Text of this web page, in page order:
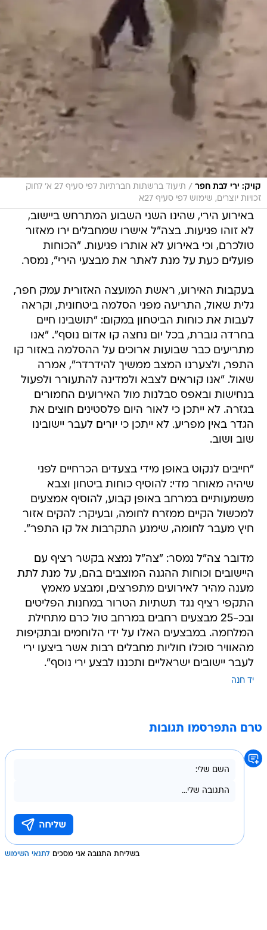
קויק: ירי לבת חפר /
תיעוד ברשתות חברתיות לפי סעיף 27 א' לחוק
זכויות יוצרים, שימוש לפי סעיף 27א
באירוע הירי, שהינו השני השבוע המתרחש ביישוב,
לא זוהו פגיעות. בצה"ל אישרו שמחבלים ירו מאזור
טולכרם, וכי באירוע לא אותרו פגיעות. "הכוחות
פועלים כעת על מנת לאתר את מבצעי הירי", נמסר.
בעקבות האירוע, ראשת המועצה האזורית עמק חפר,
גלית שאול, התריעה מפני הסלמה ביטחונית, וקראה
לעבות את כוחות הביטחון במקום: "תושבינו חיים
בחרדה גוברת, בכל יום נחצה קו אדום נוסף". "אנו
מתריעים כבר שבועות ארוכים על ההסלמה באזור קו
התפר, ולצערנו המצב ממשיך להידרדר", אמרה
שאול. "אנו קוראים לצבא ולמדינה להתעורר ולפעול
בנחישות ובאפס סבלנות מול האירועים החמורים
בגזרה. לא ייתכן כי לאור היום פלסטינים חוצים את
הגדר באין מפריע. לא ייתכן כי יורים לעבר יישובינו
שוב ושוב.
"חייבים לנקוט באופן מידי בצעדים הכרחיים לפני
שיהיה מאוחר מדי: להוסיף כוחות ביטחון וצבא
משמעותיים במרחב באופן קבוע, להוסיף אמצעים
למכשול הקיים ממזרח לחומה, ובעיקר: להקים אזור
חיץ מעבר לחומה, שימנע התקרבות אל קו התפר".
מדובר צה"ל נמסר: "צה"ל נמצא בקשר רציף עם
היישובים וכוחות ההגנה המוצבים בהם, על מנת לתת
מענה מהיר לאירועים מתפרצים, ומבצע מאמץ
התקפי רציף נגד תשתיות הטרור במחנות הפליטים
ובכ-25 מבצעים רחבים במרחב טול כרם מתחילת
המלחמה. במבצעים האלו על ידי הלוחמים ובתקיפות
מהאוויר סוכלו חוליות מחבלים רבות אשר ביצעו ירי
לעבר יישובים ישראליים ותכננו לבצע ירי נוסף".
יד חנה
טרם התפרסמו תגובות
בשליחת התגובה אני מסכים לתנאי השימוש